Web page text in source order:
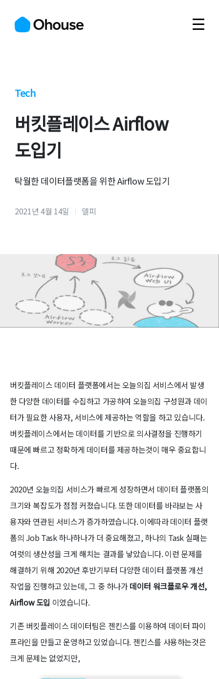
Tech
버킷플레이스 Airflow
도입기
탁월한 데이터플랫폼을 위한 Airflow 도입기
2021년 4월 14일 델피
버킷플레이스 데이터 플랫폼에서는 오늘의집 서비스에서 발생
한 다양한 데이터를 수집하고 가공하여 오늘의집 구성원과 데이
터가 필요한 사용자, 서비스에 제공하는 역할을 하고 있습니다.
버킷플레이스에서는 데이터를 기반으로 의사결정을 진행하기
때문에 빠르고 정확하게 데이터를 제공하는것이 매우 중요합니
다.
2020년 오늘의집 서비스가 빠르게 성장하면서 데이터 플랫폼의
크기와 복잡도가 점점 커졌습니다. 또한 데이터를 바라보는 사
용자와 연관된 서비스가 증가하였습니다. 이에따라 데이터 플랫
폼의 Job Task 하나하나가 더 중요해졌고, 하나의 Task 실패는
여럿의 생산성을 크게 해치는 결과를 낳았습니다. 이런 문제를
해결하기 위해 2020년 후반기부터 다양한 데이터 플랫폼 개선
작업을 진행하고 있는데, 그 중 하나가데이터 워크플로우 개선,
Airflow 도입 이였습니다.
기존 버킷플레이스 데이터팀은 젠킨스를 이용하여 데이터 파이
프라인을 만들고 운영하고 있었습니다. 젠킨스를 사용하는것은
크게 문제는 없었지만,